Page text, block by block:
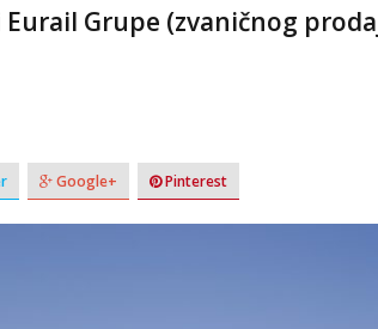
Eurail Grupe (zvaničnog
Google+ Pinterest